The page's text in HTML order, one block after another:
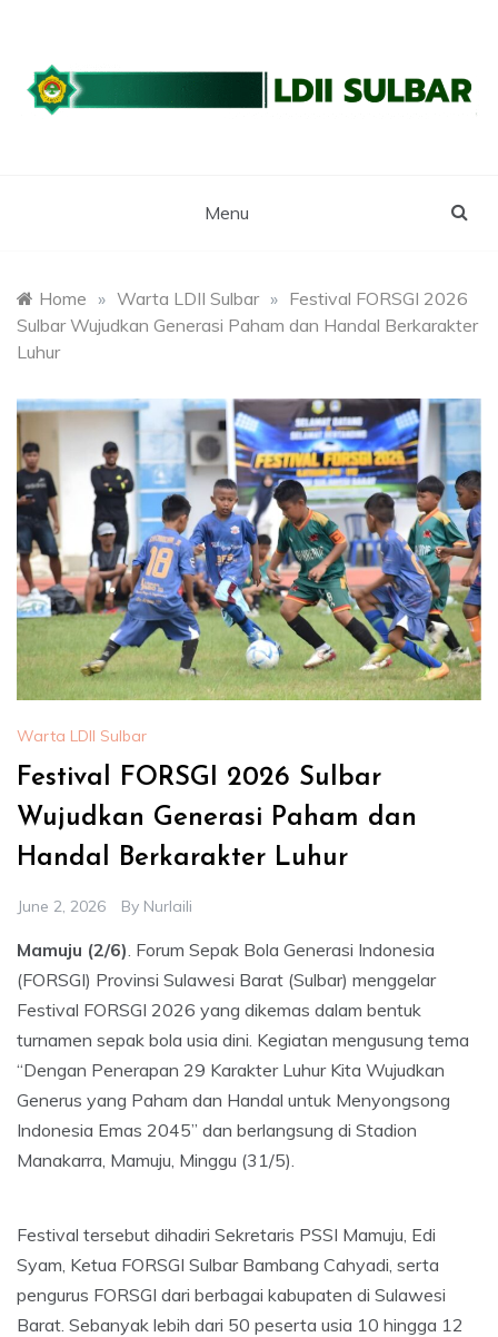
content
BARAT
Menu
Home » Warta LDII Sulbar » Festival FORSGI 2026
Sulbar Wujudkan Generasi Paham dan Handal Berkarakter
Luhur
Warta LDII Sulbar
Festival FORSGI 2026 Sulbar
Wujudkan Generasi Paham dan
Handal Berkarakter Luhur
June 2, 2026 By Nurlaili
Mamuju (2/6) . Forum Sepak Bola Generasi Indonesia
(FORSGI) Provinsi Sulawesi Barat (Sulbar) menggelar
Festival FORSGI 2026 yang dikemas dalam bentuk
turnamen sepak bola usia dini. Kegiatan mengusung tema
“Dengan Penerapan 29 Karakter Luhur Kita Wujudkan
Generus yang Paham dan Handal untuk Menyongsong
Indonesia Emas 2045” dan berlangsung di Stadion
Manakarra, Mamuju, Minggu (31/5).
Festival tersebut dihadiri Sekretaris PSSI Mamuju, Edi
Syam, Ketua FORSGI Sulbar Bambang Cahyadi, serta
pengurus FORSGI dari berbagai kabupaten di Sulawesi
Barat. Sebanyak lebih dari 50 peserta usia 10 hingga 12